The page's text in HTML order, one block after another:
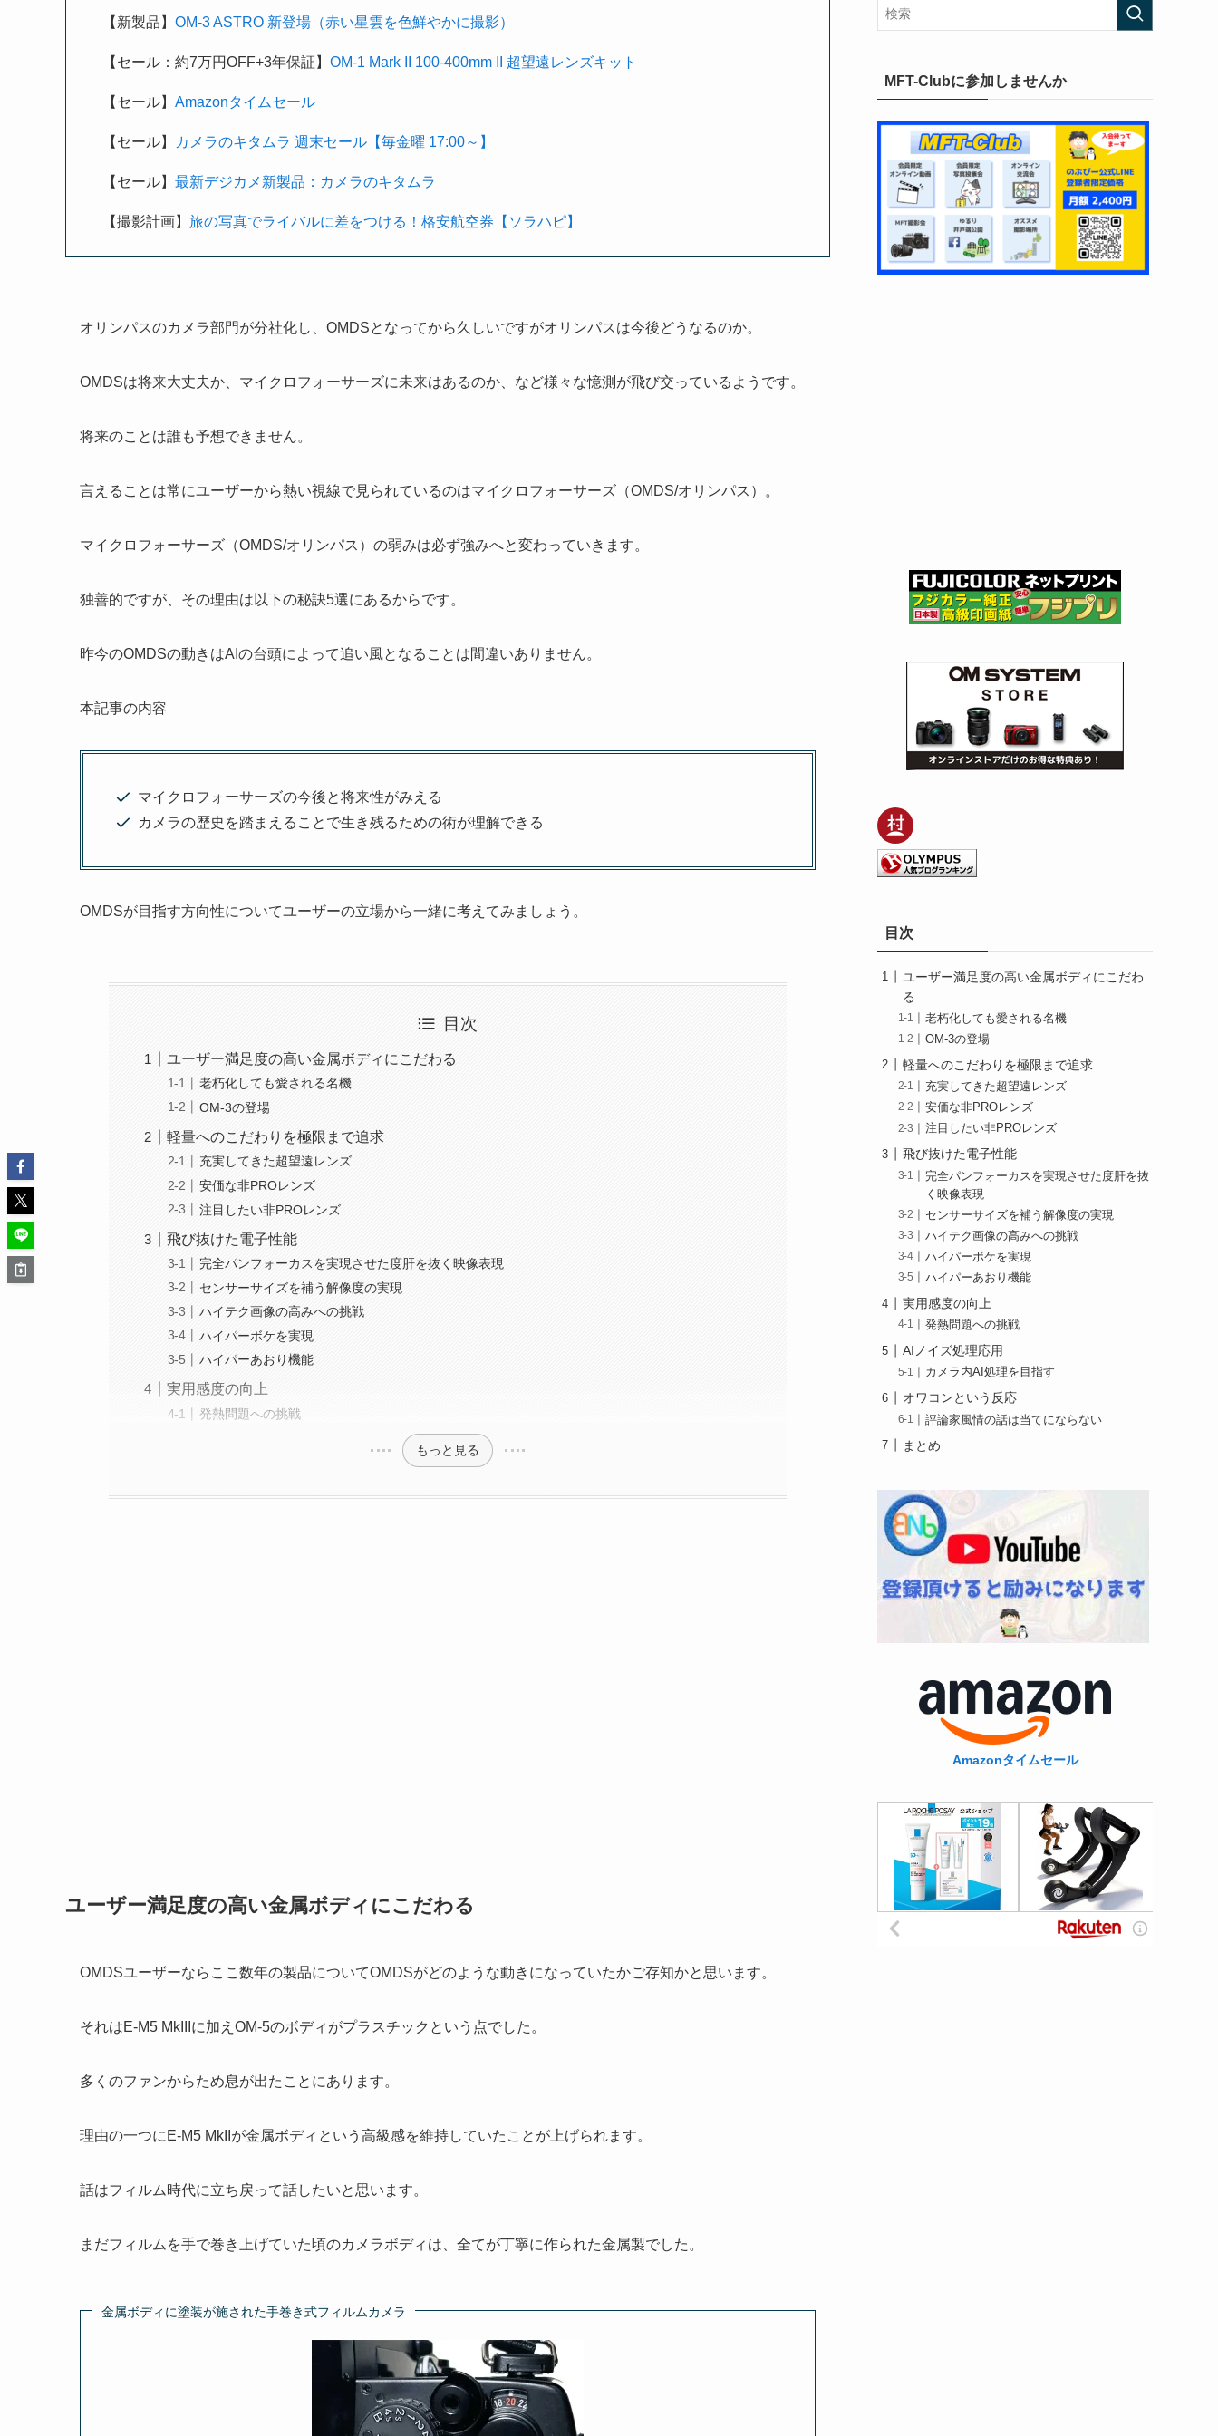
【新製品】 OM-3 ASTRO 新登場（赤い星雲を色鮮やかに撮影）
【セール：約7万円OFF+3年保証】 OM-1 Mark II 100-400mm II 超望遠レンズキット
【セール】 Amazonタイムセール
【セール】 カメラのキタムラ 週末セール【毎金曜 17:00～】
【セール】 最新デジカメ新製品：カメラのキタムラ
【撮影計画】 旅の写真でライバルに差をつける！格安航空券【ソラハピ】
オリンパスのカメラ部門が分社化し、OMDSとなってから久しいですがオリンパスは今後どうなるのか。
OMDSは将来大丈夫か、マイクロフォーサーズに未来はあるのか、など様々な憶測が飛び交っているようです。
将来のことは誰も予想できません。
言えることは常にユーザーから熱い視線で見られているのはマイクロフォーサーズ（OMDS/オリンパス）。
マイクロフォーサーズ（OMDS/オリンパス）の弱みは必ず強みへと変わっていきます。
独善的ですが、その理由は以下の秘訣5選にあるからです。
昨今のOMDSの動きはAIの台頭によって追い風となることは間違いありません。
本記事の内容
マイクロフォーサーズの今後と将来性がみえる
カメラの歴史を踏まえることで生き残るための術が理解できる
OMDSが目指す方向性についてユーザーの立場から一緒に考えてみましょう。
目次
ユーザー満足度の高い金属ボディにこだわる
老朽化しても愛される名機
OM-3の登場
軽量へのこだわりを極限まで追求
充実してきた超望遠レンズ
安価な非PROレンズ
注目したい非PROレンズ
飛び抜けた電子性能
完全パンフォーカスを実現させた度肝を抜く映像表現
センサーサイズを補う解像度の実現
ハイテク画像の高みへの挑戦
ハイパーボケを実現
ハイパーあおり機能
実用感度の向上
発熱問題への挑戦
もっと見る
ユーザー満足度の高い金属ボディにこだわる
OMDSユーザーならここ数年の製品についてOMDSがどのような動きになっていたかご存知かと思います。
それはE-M5 MkIIIに加えOM-5のボディがプラスチックという点でした。
多くのファンからため息が出たことにあります。
理由の一つにE-M5 MkIIが金属ボディという高級感を維持していたことが上げられます。
話はフィルム時代に立ち戻って話したいと思います。
まだフィルムを手で巻き上げていた頃のカメラボディは、全てが丁寧に作られた金属製でした。
金属ボディに塗装が施された手巻き式フィルムカメラ
MFT-Clubに参加しませんか
目次
ユーザー満足度の高い金属ボディにこだわ
る
老朽化しても愛される名機
OM-3の登場
軽量へのこだわりを極限まで追求
充実してきた超望遠レンズ
安価な非PROレンズ
注目したい非PROレンズ
飛び抜けた電子性能
完全パンフォーカスを実現させた度肝を抜
く映像表現
センサーサイズを補う解像度の実現
ハイテク画像の高みへの挑戦
ハイパーボケを実現
ハイパーあおり機能
実用感度の向上
発熱問題への挑戦
AIノイズ処理応用
カメラ内AI処理を目指す
オワコンという反応
評論家風情の話は当てにならない
まとめ
Amazonタイムセール